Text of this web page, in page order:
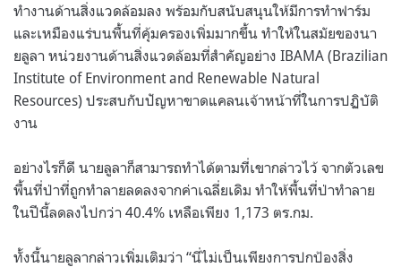
ทำงานด้านสิ่งแวดล้อมลง พร้อมกับสนับสนุนให้มีการทำฟาร์ม
และเหมืองแร่บนพื้นที่คุ้มครองเพิ่มมากขึ้น ทำให้ในสมัยของนา
ยลูลา หน่วยงานด้านสิ่งแวดล้อมที่สำคัญอย่าง IBAMA (Brazilian
Institute of Environment and Renewable Natural
Resources) ประสบกับปัญหาขาดแคลนเจ้าหน้าที่ในการปฏิบัติ
งาน
อย่างไรก็ดี นายลูลาก็สามารถทำได้ตามที่เขากล่าวไว้ จากตัวเลข
พื้นที่ป่าที่ถูกทำลายลดลงจากค่าเฉลี่ยเดิม ทำให้พื้นที่ป่าทำลาย
ในปีนี้ลดลงไปกว่า 40.4% เหลือเพียง 1,173 ตร.กม.
ทั้งนี้นายลูลากล่าวเพิ่มเติมว่า “นี่ไม่เป็นเพียงการปกป้องสิ่ง